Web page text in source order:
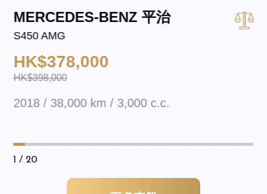
MERCEDES-BENZ 平治
S450 AMG
HK$378,000
HK$398,000
2018 / 38,000 km / 3,000 c.c.
1 / 20